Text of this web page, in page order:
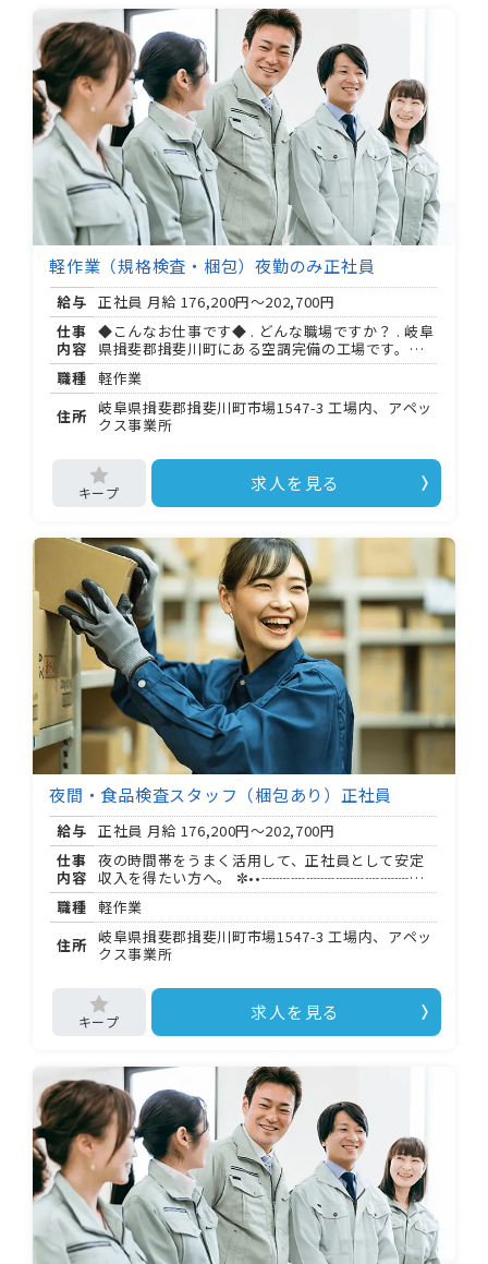
HOME
無料会員登録
ログイン
やオペレーターがすぐそばにいるので、わからな
いことはその場で確認できます。 夜勤帯は少人数
での勤務となり、洗面所や休憩室もゆったり使え
ます。 「大人数の職場は疲れる」「静かな場所で
働きたい」という方に最適な環境です。
軽作業（規格検査・梱包）夜勤のみ正社員
給与 正社員 月給 176,200円～202,700円
仕事
内容
◆こんなお仕事です◆ . どんな職場ですか？ . 岐阜
県揖斐郡揖斐川町にある空調完備の工場です。ス
ティックタイプの健康補助食品を扱い、夜勤専属
のスタッフが少人数でコツコツ作業を進めていま
す。夜勤帯は 名体制で、静かで落ち着いた雰囲気
が特徴です。 . 具体的に何をするの？ . 製品のキ
ズ・汚れの目視検査、印字や柄のズレ確認、長
梱包後の数量確認が主な業務です。検品と梱包を
ローテーションで担当するため、作業に変化があ
り集中力を維持しやすい環境です。 . 未経験でも大
や不良品の見分け方を一つずつ習得します。現場
には写真付きの見本も設置されており、多くの方
が か月ほどで基本をマスターしています。 . 勤務
時間はどうなっていますか？ . : 〜翌 : （休憩 分）
の夜勤専属です。交替制ではなく固定の時間帯な
ので、生活リズムを整えやすいのも特徴。 時〜翌
時は深夜割増（ . 倍）が適用されます。
職種 軽作業
住所 岐阜県揖斐郡揖斐川町市場1547-3 工場内、アペッ
クス事業所
求人を見る
夜間・食品検査スタッフ（梱包あり）正社員
給与 正社員 月給 176,200円～202,700円
仕事
内容
夜の時間帯をうまく活用して、正社員として安定
収入を得たい方へ。 ✼••┈┈┈┈┈┈┈┈┈┈┈
┈┈┈┈┈┈┈┈┈••✼ 株式会社アペックスは、
グループ全体で 名以上が在籍する安定企業。 地元
の大手優良企業から厚い信頼を得ており、「人」
を第一に考える社風で長く働ける環境づくりを推
進しています。 ✼••┈┈┈┈┈┈┈┈┈┈┈┈┈
にて、スティックタイプの健康補助食品の検品・
梱包をお任せします。 ＜具体的な業務＞ ・製品の
キズや汚れの目視確認 ・印字・柄のズレ、長さ・
後の数量確認 検品と梱包を交代しながら担当しま
す。 人 組のライン体制で、先輩やオペレーターが
すぐそばにいるため安心です。 ⭐入社後は先輩が
丁寧にサポート。現場には写真付きの見本が設置
されており、 か月ほどで基本をマスターする方が
ほとんどです。 勤務は : 〜翌 : 固定。交替制なし
で生活リズムが安定します。
職種 軽作業
住所 岐阜県揖斐郡揖斐川町市場1547-3 工場内、アペッ
クス事業所
求人を見る